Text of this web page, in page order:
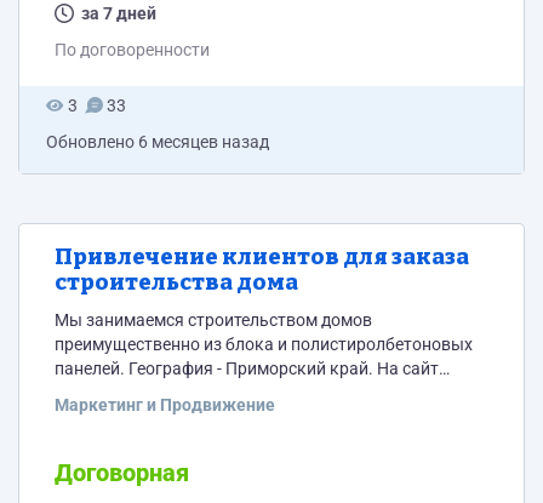
какое-то решение проблемы. Все изменения должны
за 7 дней
По договоренности
3
33
Обновлено 6 месяцев назад
Привлечение клиентов для заказа
строительства дома
Мы занимаемся строительством домов
преимущественно из блока и полистиролбетоновых
панелей. География - Приморский край. На сайт
@primhouse125 Готовы рассмотреть любые
продаж).
Маркетинг и Продвижение
Договорная